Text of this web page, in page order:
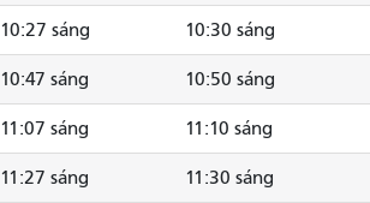
10:27 sáng 10:30 sáng
10:47 sáng 10:50 sáng
11:07 sáng 11:10 sáng
11:27 sáng 11:30 sáng